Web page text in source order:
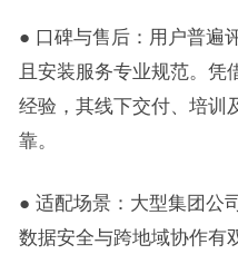
● 口碑与售后：用户普遍
且安装服务专业规范。凭
经验，其线下交付、培训
靠。
● 适配场景：大型集团公
数据安全与跨地域协作有